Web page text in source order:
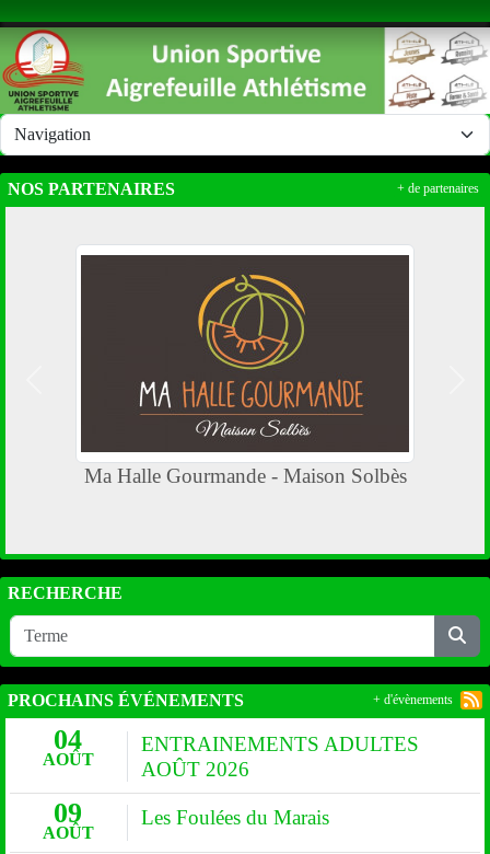
NOS PARTENAIRES
Ma Halle Gourmande - Maison Solbès
+ de partenaires
RECHERCHE
PROCHAINS ÉVÉNEMENTS
04
AOÛT
ENTRAINEMENTS ADULTES
AOÛT 2026
09
AOÛT
Les Foulées du Marais
+ d'évènements